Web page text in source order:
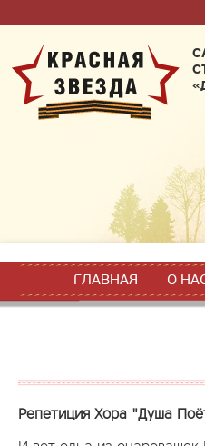
ГЛАВНАЯ О
Репетиция Хора "Душа